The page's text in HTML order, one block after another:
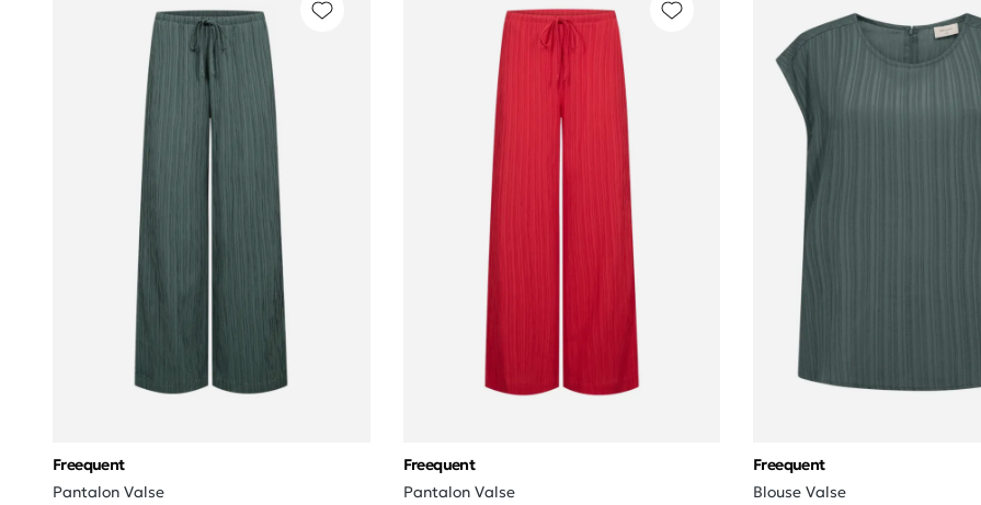
Freequent
Pantalon Valse
Freequent
Pantalon Valse
Freequent
Blouse Valse